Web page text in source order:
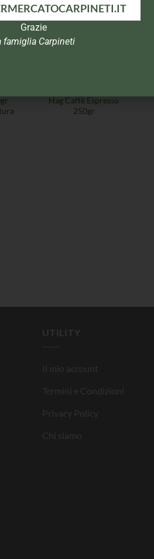
Hag Caffè Espresso
250gr
UTILITY
Il mio account
Termini e Condizioni
Privacy Policy
Chi siamo
Grazie
famiglia Carpineti